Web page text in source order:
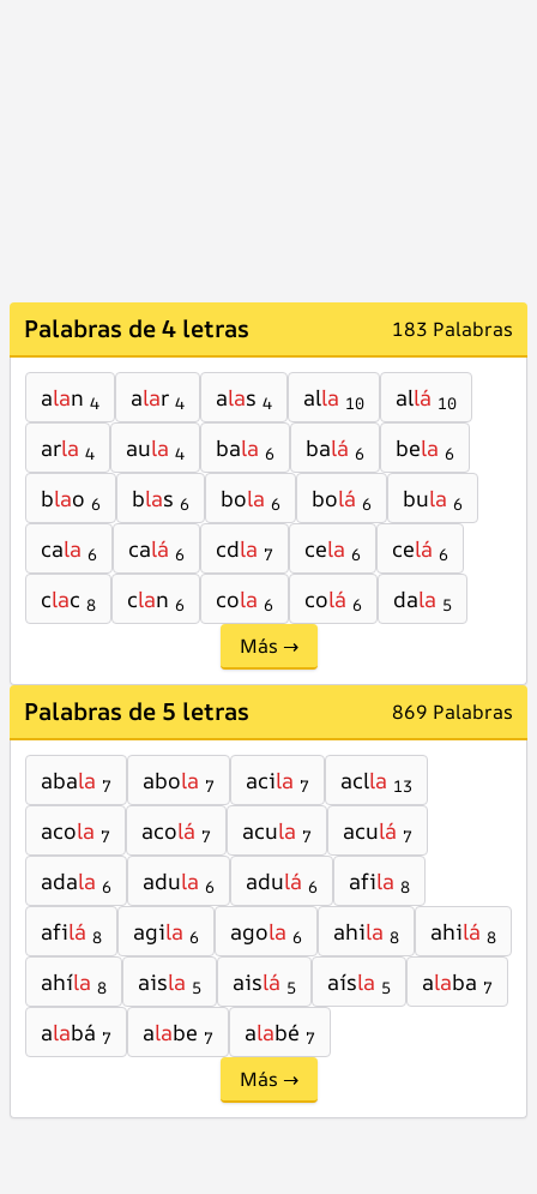
Palabras de 4 letras 183 Palabras
alan 4 alar 4 alas 4 alla 10 allá 10
arla 4 aula 4 bala 6 balá 6 bela 6
blao 6 blas 6 bola 6 bolá 6 bula 6
cala 6 calá 6 cdla 7 cela 6 celá 6
clac 8 clan 6 cola 6 colá 6 dala 5
Más →
Palabras de 5 letras 869 Palabras
abala 7 abola 7 acila 7 aclla 13
acola 7 acolá 7 acula 7 aculá 7
adala 6 adula 6 adulá 6 afila 8
afilá 8 agila 6 agola 6 ahila 8 ahilá 8
ahíla 8 aisla 5 aislá 5 aísla 5 alaba 7
alabá 7 alabe 7 alabé 7
Más →